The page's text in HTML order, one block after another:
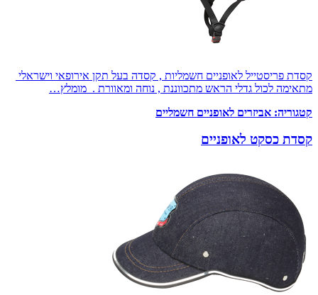
קסדת פריסטייל לאופניים חשמליות , קסדה בעל תקן אירופאי וישראלי
מתאימה לכול גדלי הראש מתכווננת , נוחה ומאוורת . מומלץ…
קטגוריה: אביזרים לאופניים חשמליים
קסדת כסקט לאופניים